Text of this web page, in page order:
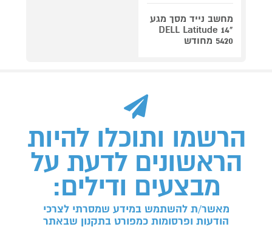
מחשב נייד מסך מגע
"14 DELL Latitude
5420 מחודש
הרשמו ותוכלו להיות
הראשונים לדעת על
מבצעים ודילים:
מאשר/ת להשתמש במידע שמסרתי לצרכי
הודעות ופרסומות כמפורט בתקנון שבאתר